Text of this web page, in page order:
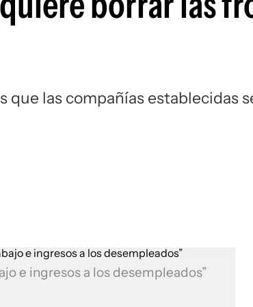
que las compañías establecidas
e ingresos a los desempleados”